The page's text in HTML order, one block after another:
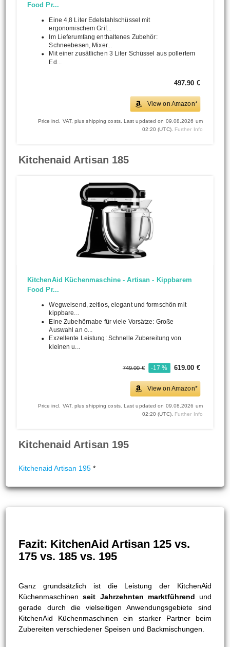
Food Pr...
Eine 4,8 Liter Edelstahlschüssel mit
ergonomischem Grif...
Im Lieferumfang enthaltenes Zubehör:
Schneebesen, Mixer...
Mit einer zusätlichen 3 Liter Schüssel aus pollertem
Ed...
497.90 €
View on Amazon*
Price incl. VAT, plus shipping costs. Last updated on 09.08.2026 um
02:20 (UTC). Further Info
Kitchenaid Artisan 185
KitchenAid Küchenmaschine - Artisan - Kippbarem
Food Pr...
Wegweisend, zeitlos, elegant und formschön mit
kippbare...
Eine Zubehörnabe für viele Vorsätze: Große
Auswahl an o...
Exzellente Leistung: Schnelle Zubereitung von
kleinen u...
749.00 € -17 % 619.00 €
View on Amazon*
Price incl. VAT, plus shipping costs. Last updated on 09.08.2026 um
02:20 (UTC). Further Info
Kitchenaid Artisan 195
Kitchenaid Artisan 195*
Fazit: KitchenAid Artisan 125 vs.
175 vs. 185 vs. 195
Ganz grundsätzlich ist die Leistung der KitchenAid
Küchenmaschinenseit Jahrzehnten marktführend und
gerade durch die vielseitigen Anwendungsgebiete sind
KitchenAid Küchenmaschinen ein starker Partner beim
Zubereiten verschiedener Speisen und Backmischungen.